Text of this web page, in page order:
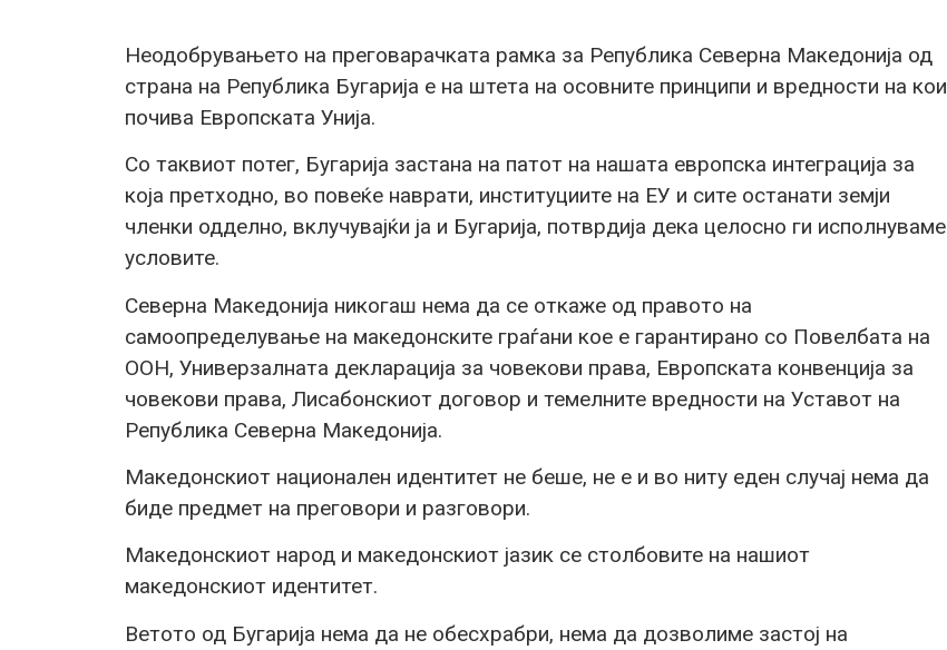
Неодобрувањето на преговарачката рамка за Република Северна Македонија од
страна на Република Бугарија е на штета на осовните принципи и вредности на кои
почива Европската Унија.
Со таквиот потег, Бугарија застана на патот на нашата европска интеграција за
која претходно, во повеќе наврати, институциите на ЕУ и сите останати земји
членки одделно, вклучувајќи ја и Бугарија, потврдија дека целосно ги исполнуваме
условите.
Северна Македонија никогаш нема да се откаже од правото на
самоопределување на македонските граѓани кое е гарантирано со Повелбата на
ООН, Универзалната декларација за човекови права, Европската конвенција за
човекови права, Лисабонскиот договор и темелните вредности на Уставот на
Република Северна Македонија.
Македонскиот национален идентитет не беше, не е и во ниту еден случај нема да
биде предмет на преговори и разговори.
Македонскиот народ и македонскиот јазик се столбовите на нашиот
македонскиот идентитет.
Ветото од Бугарија нема да не обесхрабри, нема да дозволиме застој на